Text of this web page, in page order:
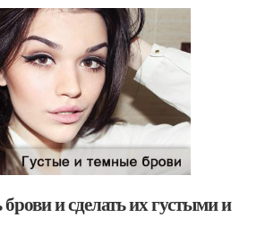
и сделать их густыми и